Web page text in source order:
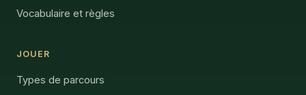
Vocabulaire et règles
JOUER
Types de parcours